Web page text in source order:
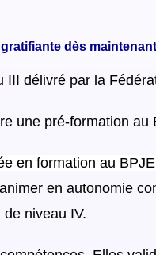
dès
délivré par la
une pré-formation au
en formation au
en autonomie
de niveau IV.